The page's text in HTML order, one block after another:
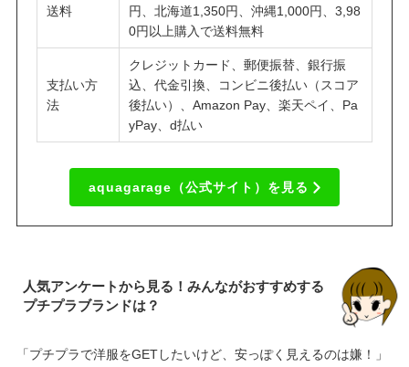
送料
円、北海道1,350円、沖縄1,000円、3,98
0円以上購入で送料無料
支払い方
法
クレジットカード、郵便振替、銀行振
込、代金引換、コンビニ後払い（スコア
後払い）、Amazon Pay、楽天ペイ、Pa
yPay、d払い
aquagarage（公式サイト）を見る
人気アンケートから見る！みんながおすすめする
プチプラブランドは？
「プチプラで洋服をGETしたいけど、安っぽく見えるのは嫌！」